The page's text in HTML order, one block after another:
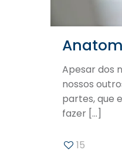
Apesar dos
nossos
partes, que
fazer[…]
15